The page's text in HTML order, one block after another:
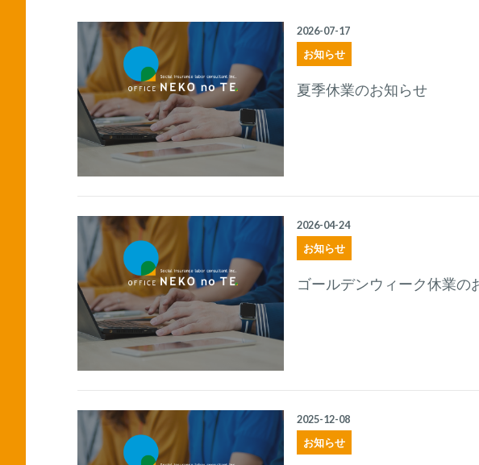
お知らせ
2026-07-17
夏季休業のお知らせ
お知らせ
2026-04-24
ゴールデンウィーク休業の
お知らせ
2025-12-08